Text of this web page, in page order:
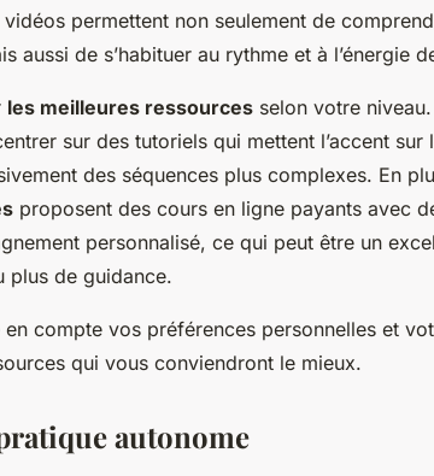
permettent non seulement de
aussi de s’habituer au rythme et à l’énergie
les meilleures ressources selon votre
sur des tutoriels qui mettent l’accent sur
des séquences plus complexes. En
proposent des cours en ligne payants avec
personnalisé, ce qui peut être un
plus de guidance.
en compte vos préférences personnelles et
qui vous conviendront le mieux.
autonome